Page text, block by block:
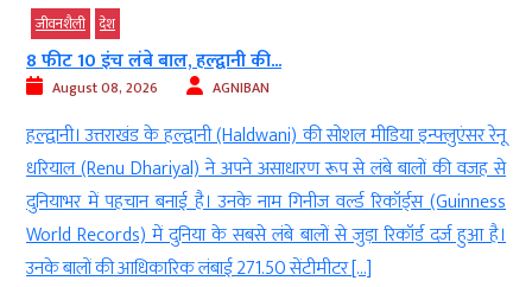
जीवनशैली देश
8 फीट 10 इंच लंबे बाल, हल्द्वानी की...
August 08, 2026 AGNIBAN
हल्द्वानी। उत्तराखंड के हल्द्वानी (Haldwani) की सोशल मीडिया इन्फ्लुएंसर रेनू
धरियाल (Renu Dhariyal) ने अपने असाधारण रूप से लंबे बालों की वजह से
दुनियाभर में पहचान बनाई है। उनके नाम गिनीज वर्ल्ड रिकॉर्ड्स (Guinness
World Records) में दुनिया के सबसे लंबे बालों से जुड़ा रिकॉर्ड दर्ज हुआ है।
उनके बालों की आधिकारिक लंबाई 271.50 सेंटीमीटर […]